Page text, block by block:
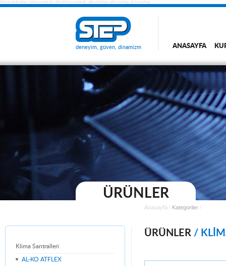
klima santralleri, klima santrali, alko klima santrali, alko türkiye, alko turkey, al-ko turkey
deneyim, güven, dinamizm ANASAYFA
ÜRÜNLER
Klima Santralleri
AL-KO ATFLEX
Anasayfa / Kategoriler /
ÜRÜNLER /